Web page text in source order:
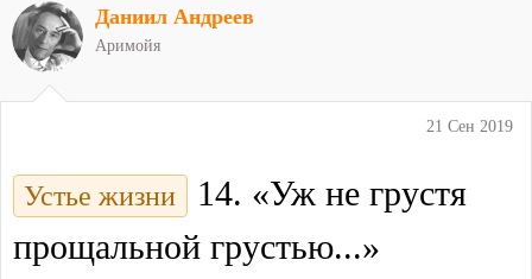
21 Сен 2019
Устье жизни
14. «Уж не грустя
прощальной грустью...»
Даниил Андреев
Аримойя